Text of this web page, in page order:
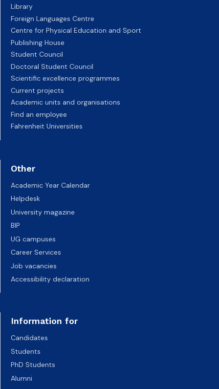
Library
Foreign Languages Centre
Centre for Physical Education and Sport
Publishing House
Student Council
Doctoral Student Council
Scientific excellence programmes
Current projects
Academic units and organisations
Find an employee
Fahrenheit Universities
Other
Academic Year Calendar
Helpdesk
University magazine
BIP
UG campuses
Career Services
Job vacancies
Accessibility declaration
Information for
Candidates
Students
PhD Students
Alumni